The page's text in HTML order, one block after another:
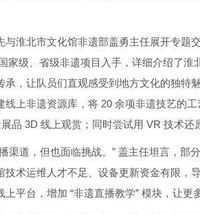
与淮北市文化馆非遗部盖勇主任展开专题
国家级、省级非遗项目入手，详细介绍了
承，让队员们直观感受到地方文化的独特
线上非遗资源库，将 20 余项非遗技艺的
品 3D 线上观赏；同时尝试用 VR 技术
渠道，但也面临挑战。” 盖主任坦言，
技术运维人才不足、设备更新资金有限，
上平台，增加 “非遗直播教学” 模块，让更